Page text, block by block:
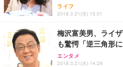
ライフ
2018.3.21(水) 15:01
梅沢富美男、ライ
も驚愕「逆三角形
エンタメ
2018.3.21(水) 14:29